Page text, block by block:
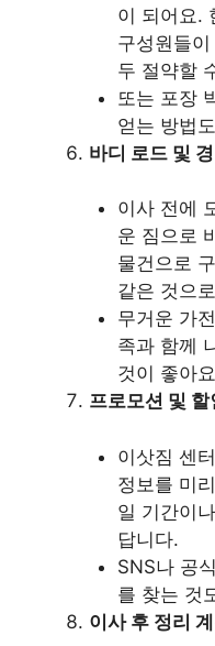
이 되어요.
구성원들
두 절약할
또는 포장
얻는 방법
바디 로드 및
이사 전에
운 짐으로
물건으로
같은 것으
무거운 가
족과 함께
것이 좋아
프로모션 및 할
이삿짐 센
정보를 미
일 기간이
답니다.
SNS나 공
를 찾는 것
이사 후 정리